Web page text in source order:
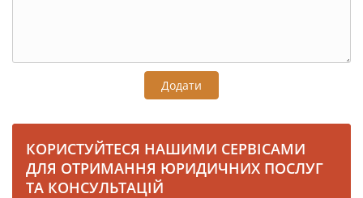
Додати
КОРИСТУЙТЕСЯ НАШИМИ СЕРВІСАМИ
ДЛЯ ОТРИМАННЯ ЮРИДИЧНИХ ПОСЛУГ
ТА КОНСУЛЬТАЦІЙ